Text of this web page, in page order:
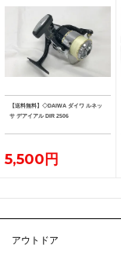
【送料無料】◇DAIWA ダイワ ルネッ
サ デアイアル DIR 2506
5,500円
アウトドア